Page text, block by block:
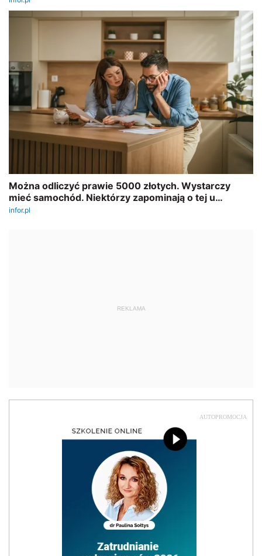
REKLAMA
AUTOPROMOCJA